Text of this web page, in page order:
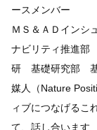
ースメンバー
ＭＳ＆ＡＤインシ
ナビリティ推進部
研 基礎研究部 基
媒人（Nature
ィブにつなげるこ
て、話し合います